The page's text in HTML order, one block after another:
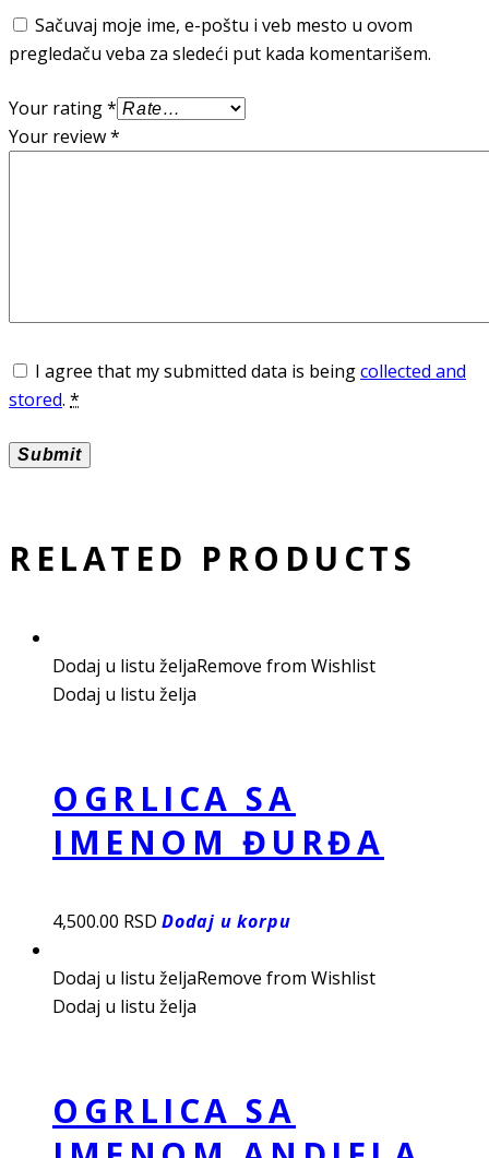
Sačuvaj moje ime, e-poštu i veb mesto u ovom
pregledaču veba za sledeći put kada komentarišem.
Your rating*
Your review*
I agree that my submitted data is beingcollected and
stored. *
RELATED PRODUCTS
Dodaj u listu željaRemove from Wishlist
Dodaj u listu želja
OGRLICA SA
IMENOM ĐURĐA
4,500.00 RSD Dodaj u korpu
Dodaj u listu željaRemove from Wishlist
Dodaj u listu želja
OGRLICA SA